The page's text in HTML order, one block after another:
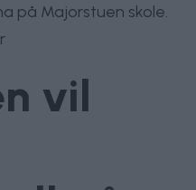
på Majorstuen skole.
vil